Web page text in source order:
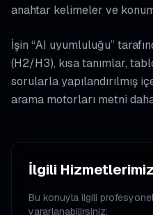
anahtar kelimeler ve
İşin “AI uyumluluğu”
(H2/H3), kısa tanımlar,
sorularla yapılandırılmış
arama motorları metni
İlgili Hizmetlerimiz
Bu konuyla ilgili
yararlanabilirsiniz: